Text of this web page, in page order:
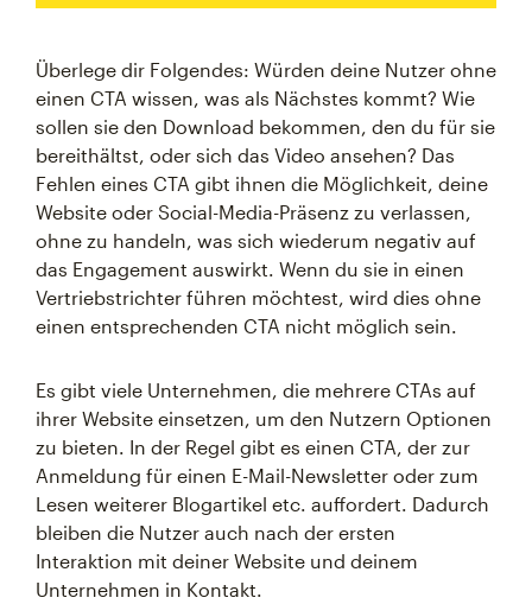
Überlege dir Folgendes: Würden deine Nutzer ohne
einen CTA wissen, was als Nächstes kommt? Wie
sollen sie den Download bekommen, den du für sie
bereithältst, oder sich das Video ansehen? Das
Fehlen eines CTA gibt ihnen die Möglichkeit, deine
Website oder Social-Media-Präsenz zu verlassen,
ohne zu handeln, was sich wiederum negativ auf
das Engagement auswirkt. Wenn du sie in einen
Vertriebstrichter führen möchtest, wird dies ohne
einen entsprechenden CTA nicht möglich sein.
Es gibt viele Unternehmen, die mehrere CTAs auf
ihrer Website einsetzen, um den Nutzern Optionen
zu bieten. In der Regel gibt es einen CTA, der zur
Anmeldung für einen E-Mail-Newsletter oder zum
Lesen weiterer Blogartikel etc. auffordert. Dadurch
bleiben die Nutzer auch nach der ersten
Interaktion mit deiner Website und deinem
Unternehmen in Kontakt.